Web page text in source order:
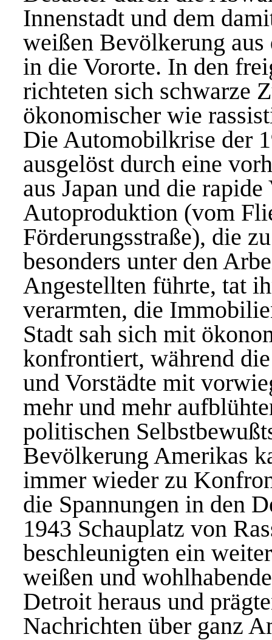
Innenstadt und dem
weißen Bevölkerung
in die Vororte. In den
richteten sich schwarze
ökonomischer wie
Die Automobilkrise der
ausgelöst durch eine
aus Japan und die
Autoproduktion (vom
Förderungsstraße), die
besonders unter den
Angestellten führte, tat
verarmten, die
Stadt sah sich mit
konfrontiert, während
und Vorstädte mit
mehr und mehr
politischen
Bevölkerung Amerikas
immer wieder zu
die Spannungen in den
1943 Schauplatz von
beschleunigten ein
weißen und
Detroit heraus und
Nachrichten über ganz